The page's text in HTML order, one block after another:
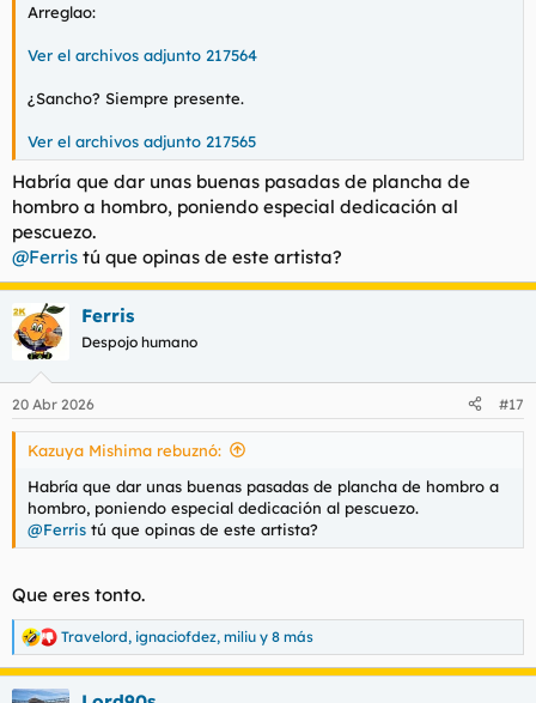
Arreglao:
Ver el archivos adjunto 217564
¿Sancho? Siempre presente.
Ver el archivos adjunto 217565
Habría que dar unas buenas pasadas de plancha de
hombro a hombro, poniendo especial dedicación al
pescuezo.
@Ferris tú que opinas de este artista?
Ferris
Despojo humano
20 Abr 2026 #17
Kazuya Mishima rebuznó:
Habría que dar unas buenas pasadas de plancha de hombro a
hombro, poniendo especial dedicación al pescuezo.
@Ferris tú que opinas de este artista?
Que eres tonto.
R
e
a
Travelord, ignaciofdez, miliu y 8 más